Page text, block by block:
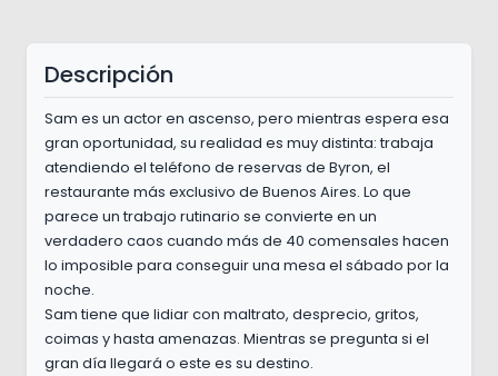
Descripción
Sam es un actor en ascenso, pero mientras espera esa
gran oportunidad, su realidad es muy distinta: trabaja
atendiendo el teléfono de reservas de Byron, el
restaurante más exclusivo de Buenos Aires. Lo que
parece un trabajo rutinario se convierte en un
verdadero caos cuando más de 40 comensales hacen
lo imposible para conseguir una mesa el sábado por la
noche.
Sam tiene que lidiar con maltrato, desprecio, gritos,
coimas y hasta amenazas. Mientras se pregunta si el
gran día llegará o este es su destino.